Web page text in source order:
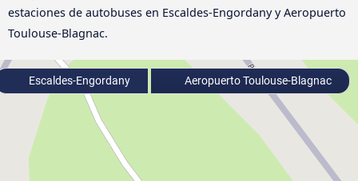
estaciones de autobuses en Escaldes-Engordany y Aeropuerto
Toulouse-Blagnac.
Escaldes-Engordany Aeropuerto Toulouse-Blagnac